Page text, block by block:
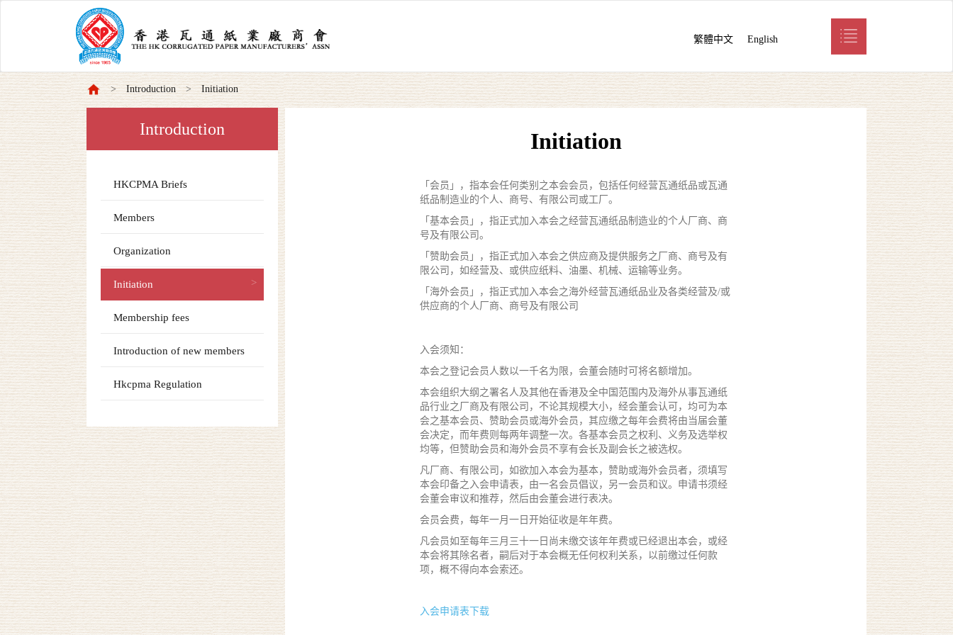
繁體中文 English
Introduction Initiation
Introduction
HKCPMA Briefs
Members
Organization
Initiation
Membership fees
Introduction of new members
Hkcpma Regulation
Initiation
「会员」，指本会任何类别之本会会员，包括任何经营瓦通纸品或瓦通
纸品制造业的个人、商号、有限公司或工厂。
「基本会员」，指正式加入本会之经营瓦通纸品制造业的个人厂商、商
号及有限公司。
「赞助会员」，指正式加入本会之供应商及提供服务之厂商、商号及有
限公司，如经营及、或供应纸料、油墨、机械、运输等业务。
「海外会员」，指正式加入本会之海外经营瓦通纸品业及各类经营及/或
供应商的个人厂商、商号及有限公司
入会须知：
本会之登记会员人数以一千名为限，会董会随时可将名额增加。
本会组织大纲之署名人及其他在香港及全中国范围内及海外从事瓦通纸
品行业之厂商及有限公司，不论其规模大小，经会董会认可，均可为本
会之基本会员、赞助会员或海外会员，其应缴之每年会费将由当届会董
会决定，而年费则每两年调整一次。各基本会员之权利、义务及选举权
均等，但赞助会员和海外会员不享有会长及副会长之被选权。
凡厂商、有限公司，如欲加入本会为基本，赞助或海外会员者，须填写
本会印备之入会申请表，由一名会员倡议，另一会员和议。申请书须经
会董会审议和推荐，然后由会董会进行表决。
会员会费，每年一月一日开始征收是年年费。
凡会员如至每年三月三十一日尚未缴交该年年费或已经退出本会，或经
本会将其除名者，嗣后对于本会概无任何权利关系，以前缴过任何款
项，概不得向本会索还。
入会申请表下载